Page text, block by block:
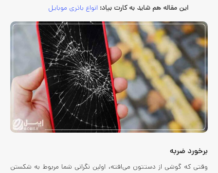
این مقاله هم شاید به کارت بیاد: انواع باتری موبایل
برخورد ضربه
وقتی که گوشی از دستتون می‌افته، اولین نگرانی شما مربوط به شکستن